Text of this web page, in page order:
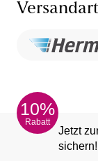
Versandart
10%
Rabatt
Jetzt
sichern!